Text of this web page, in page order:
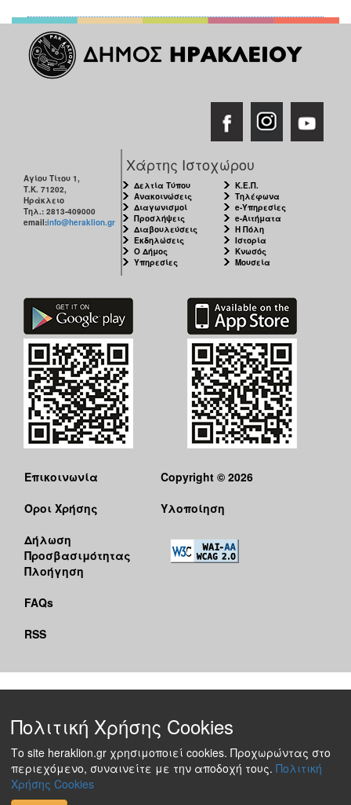
Αγίου Τίτου 1,
Τ.Κ. 71202,
Ηράκλειο
Τηλ.: 2813-409000
email:info@heraklion.gr
Χάρτης Ιστοχώρου
Δελτία Τύπου
Ανακοινώσεις
Διαγωνισμοί
Προσλήψεις
Διαβουλεύσεις
Εκδηλώσεις
Ο Δήμος
Υπηρεσίες
Κ.Ε.Π.
Τηλέφωνα
e-Υπηρεσίες
e-Αιτήματα
Η Πόλη
Ιστορία
Κνωσός
Μουσεία
Επικοινωνία
Όροι Χρήσης
Δήλωση
Προσβασιμότητας
Πλοήγηση
FAQs
RSS
Copyright © 2026
Υλοποίηση
Πολιτική Χρήσης Cookies
Το site heraklion.gr χρησιμοποιεί cookies. Προχωρώντας στο
περιεχόμενο, συναινείτε με την αποδοχή τους. Πολιτική
Χρήσης Cookies